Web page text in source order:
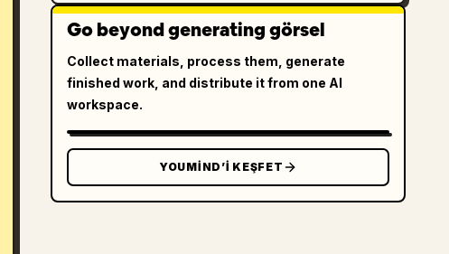
Go beyond generating görsel
Collect materials, process them, generate
finished work, and distribute it from one AI
workspace.
YOUMIND’I KEŞFET